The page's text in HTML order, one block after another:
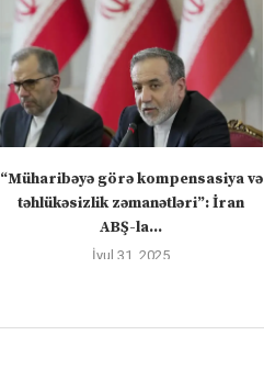
“Müharibəyə görə kompensasiya və
təhlükəsizlik zəmanətləri”: İran
ABŞ-la...
İyul 31, 2025